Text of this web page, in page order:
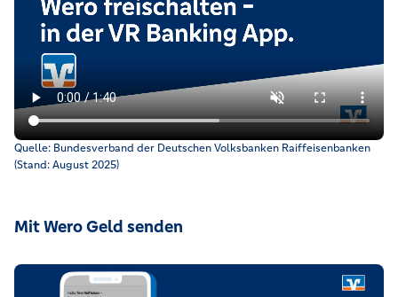
Erklärvideo, wie Sie Wero in der VR Banking App freischalten.
Quelle: Bundesverband der Deutschen Volksbanken Raiffeisenbanken
(Stand: August 2025)
Mit Wero Geld senden